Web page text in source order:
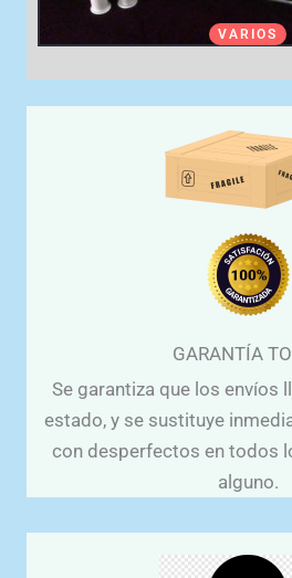
VARIOS
GARANTÍA
Se garantiza que los envíos
estado, y se sustituye
con desperfectos en todos
alguno.